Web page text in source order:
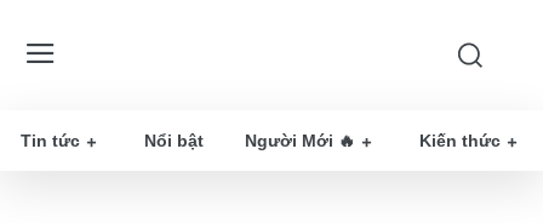
Tin tức Nổi bật Người Mới 🔥 Kiến thức